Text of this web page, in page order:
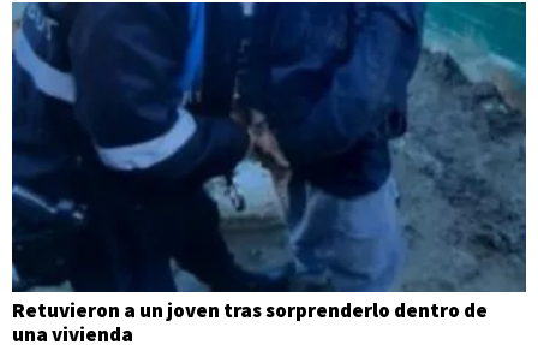
Retuvieron a un joven tras sorprenderlo dentro de
una vivienda